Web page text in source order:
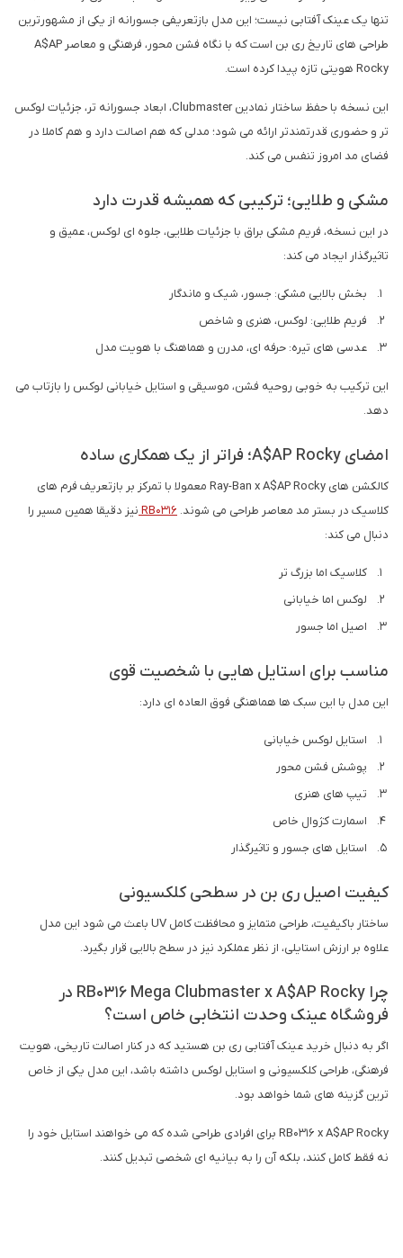
تنها یک عینک آفتابی نیست؛ این مدل بازتعریفی جسورانه از یکی از مشهورترین
طراحی های تاریخ ری بن است که با نگاه فشن محور، فرهنگی و معاصر A$AP
Rocky هویتی تازه پیدا کرده است.
این نسخه با حفظ ساختار نمادین Clubmaster، ابعاد جسورانه تر، جزئیات لوکس
تر و حضوری قدرتمندتر ارائه می شود؛ مدلی که هم اصالت دارد و هم کاملا در
فضای مد امروز تنفس می کند.
مشکی و طلایی؛ ترکیبی که همیشه قدرت دارد
در این نسخه، فریم مشکی براق با جزئیات طلایی، جلوه ای لوکس، عمیق و
تاثیرگذار ایجاد می کند:
بخش بالایی مشکی: جسور، شیک و ماندگار
فریم طلایی: لوکس، هنری و شاخص
عدسی های تیره: حرفه ای، مدرن و هماهنگ با هویت مدل
این ترکیب به خوبی روحیه فشن، موسیقی و استایل خیابانی لوکس را بازتاب می
دهد.
امضای A$AP Rocky؛ فراتر از یک همکاری ساده
کالکشن های Ray-Ban x A$AP Rocky معمولا با تمرکز بر بازتعریف فرم های
کلاسیک در بستر مد معاصر طراحی می شوند. RB0316 نیز دقیقا همین مسیر را
دنبال می کند:
کلاسیک اما بزرگ تر
لوکس اما خیابانی
اصیل اما جسور
مناسب برای استایل هایی با شخصیت قوی
این مدل با این سبک ها هماهنگی فوق العاده ای دارد:
استایل لوکس خیابانی
پوشش فشن محور
تیپ های هنری
اسمارت کژوال خاص
استایل های جسور و تاثیرگذار
کیفیت اصیل ری بن در سطحی کلکسیونی
ساختار باکیفیت، طراحی متمایز و محافظت کامل UV باعث می شود این مدل
علاوه بر ارزش استایلی، از نظر عملکرد نیز در سطح بالایی قرار بگیرد.
چرا RB0316 Mega Clubmaster x A$AP Rocky در
فروشگاه عینک وحدت انتخابی خاص است؟
اگر به دنبال خرید عینک آفتابی ری بن هستید که در کنار اصالت تاریخی، هویت
فرهنگی، طراحی کلکسیونی و استایل لوکس داشته باشد، این مدل یکی از خاص
ترین گزینه های شما خواهد بود.
RB0316 x A$AP Rocky برای افرادی طراحی شده که می خواهند استایل خود را
نه فقط کامل کنند، بلکه آن را به بیانیه ای شخصی تبدیل کنند.